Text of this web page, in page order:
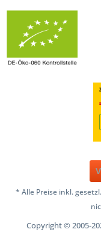
* Alle Preise inkl.
Copyright © 2005-